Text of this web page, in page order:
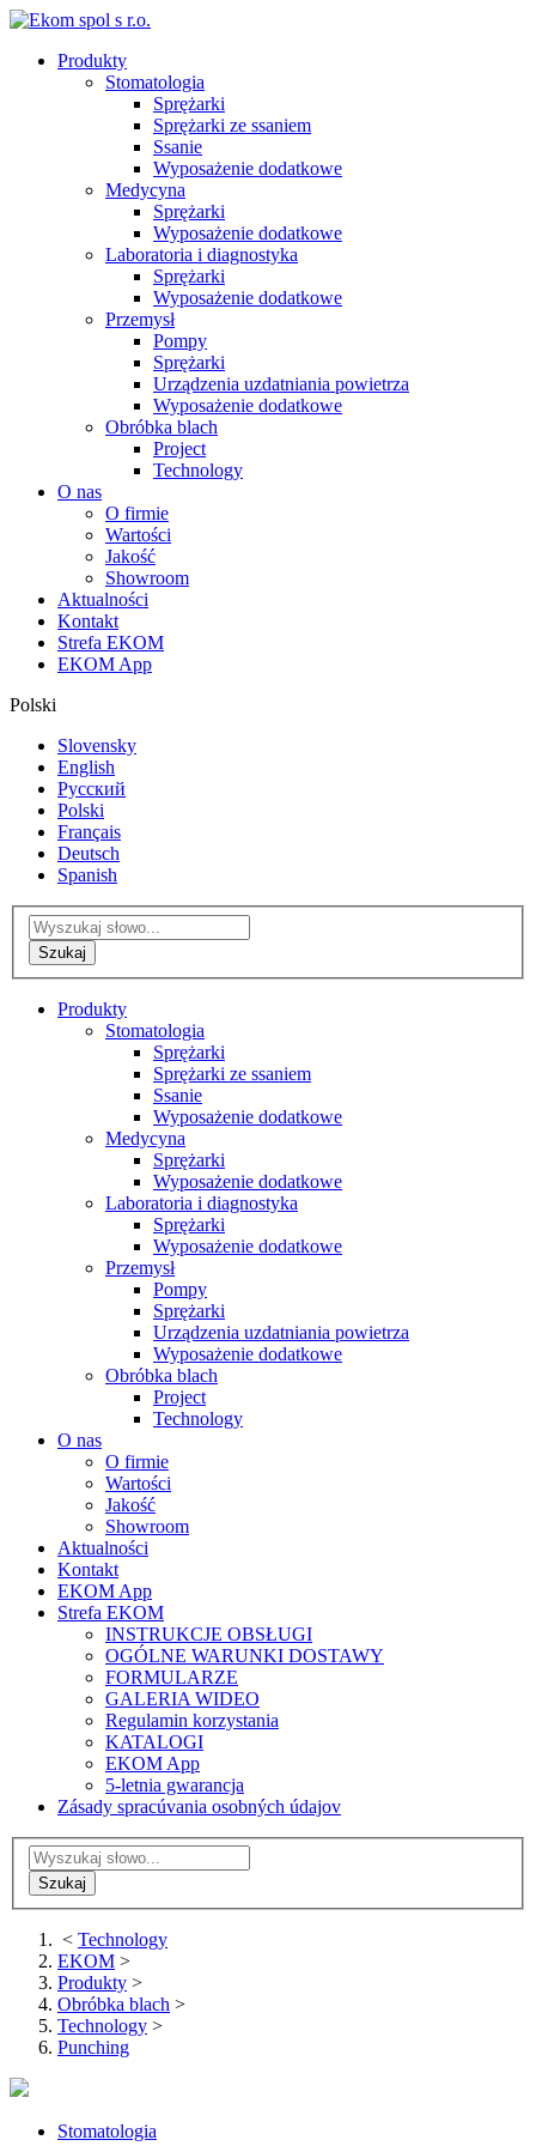
Produkty
Stomatologia
Sprężarki
Sprężarki ze ssaniem
Ssanie
Wyposażenie dodatkowe
Medycyna
Sprężarki
Wyposażenie dodatkowe
Laboratoria i diagnostyka
Sprężarki
Wyposażenie dodatkowe
Przemysł
Pompy
Sprężarki
Urządzenia uzdatniania powietrza
Wyposażenie dodatkowe
Obróbka blach
Project
Technology
O nas
O firmie
Wartości
Jakość
Showroom
Aktualności
Kontakt
Strefa EKOM
EKOM App
Polski
Slovensky
English
Русский
Polski
Français
Deutsch
Spanish
Produkty
Stomatologia
Sprężarki
Sprężarki ze ssaniem
Ssanie
Wyposażenie dodatkowe
Medycyna
Sprężarki
Wyposażenie dodatkowe
Laboratoria i diagnostyka
Sprężarki
Wyposażenie dodatkowe
Przemysł
Pompy
Sprężarki
Urządzenia uzdatniania powietrza
Wyposażenie dodatkowe
Obróbka blach
Project
Technology
O nas
O firmie
Wartości
Jakość
Showroom
Aktualności
Kontakt
EKOM App
Strefa EKOM
INSTRUKCJE OBSŁUGI
OGÓLNE WARUNKI DOSTAWY
FORMULARZE
GALERIA WIDEO
Regulamin korzystania
KATALOGI
EKOM App
5-letnia gwarancja
Zásady spracúvania osobných údajov
< Technology
EKOM >
Produkty >
Obróbka blach >
Technology >
Punching
Stomatologia